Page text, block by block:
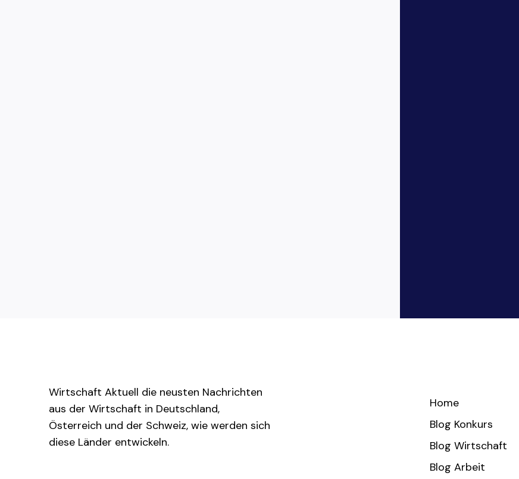
Wirtschaft Aktuell die neusten Nachrichten
aus der Wirtschaft in Deutschland,
Österreich und der Schweiz, wie werden sich
diese Länder entwickeln.
Home
Blog Konkurs
Blog Wirtschaft
Blog Arbeit